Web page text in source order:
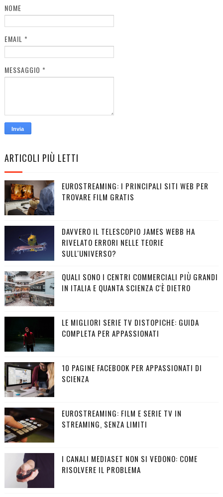
NOME
EMAIL *
MESSAGGIO *
ARTICOLI PIÙ LETTI
EUROSTREAMING: I PRINCIPALI SITI WEB PER
TROVARE FILM GRATIS
DAVVERO IL TELESCOPIO JAMES WEBB HA
RIVELATO ERRORI NELLE TEORIE
SULL'UNIVERSO?
QUALI SONO I CENTRI COMMERCIALI PIÙ GRANDI
IN ITALIA E QUANTA SCIENZA C'È DIETRO
LE MIGLIORI SERIE TV DISTOPICHE: GUIDA
COMPLETA PER APPASSIONATI
10 PAGINE FACEBOOK PER APPASSIONATI DI
SCIENZA
EUROSTREAMING: FILM E SERIE TV IN
STREAMING, SENZA LIMITI
I CANALI MEDIASET NON SI VEDONO: COME
RISOLVERE IL PROBLEMA